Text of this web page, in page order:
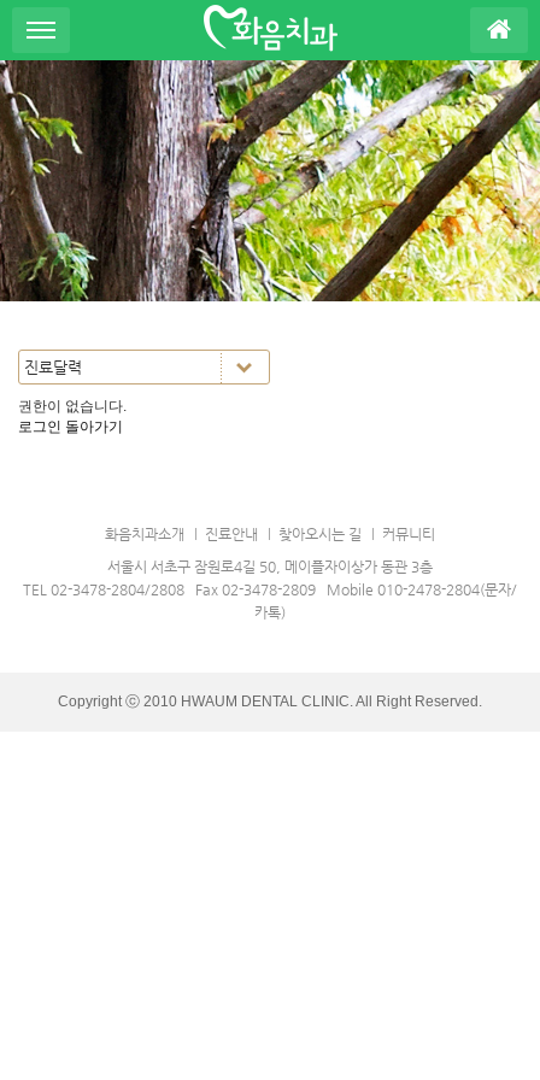
S
u
b
P
o
m
o
t
i
권한이 없습니다.
로그인 돌아가기
화음치과소개 진료안내 찾아오시는 길
커뮤니티
서울시 서초구 잠원로4길 50, 메이플자이상가 동관 3층
TEL 02-3478-2804/2808 Fax 02-3478-2809 Mobile 010-2478-2804(문자/
카톡)
Copyright ⓒ 2010 HWAUM DENTAL CLINIC. All Right Reserved.